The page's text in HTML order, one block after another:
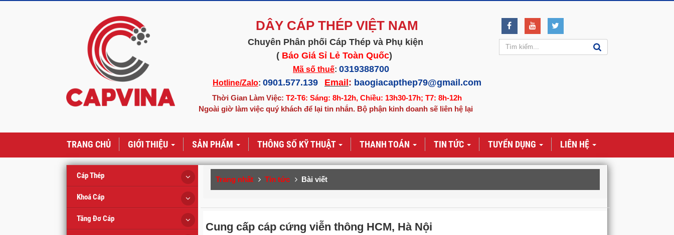
DÂY CÁP THÉP VIỆT NAM
Chuyên Phân phối Cáp Thép và Phụ kiện
( Báo Giá Sỉ Lẻ Toàn Quốc)
Mã số thuế: 0319388700
Hotline/Zalo: 0901.577.139 Email : baogiacapthep79@gmail.com
Thời Gian Làm Việc: T2-T6: Sáng: 8h-12h, Chiều: 13h30-17h; T7: 8h-12h
Ngoài giờ làm việc quý khách để lại tin nhắn. Bộ phận kinh doanh sẽ liên hệ lại
TRANG CHỦ GIỚI THIỆU SẢN PHẨM THÔNG SỐ KỸ THUẬT THANH TOÁN TIN TỨC TUYỂN DỤNG LIÊN HỆ
Trang nhất Tin tức Bài viết
Cung cấp cáp cứng viễn thông HCM, Hà Nội
Cáp Thép
Khoá Cáp
Tăng Đơ Cáp